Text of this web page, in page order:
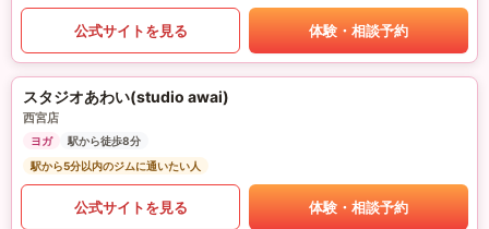
公式サイトを見る 体験・相談予約
スタジオあわい(studio awai)
西宮店
ヨガ
駅から徒歩8分
駅から5分以内のジムに通いたい人
公式サイトを見る 体験・相談予約